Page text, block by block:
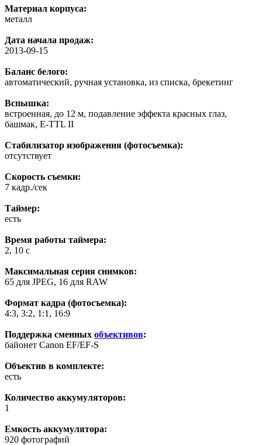
Материал корпуса:
металл
Дата начала продаж:
2013-09-15
Баланс белого:
автоматический, ручная установка, из списка, брекетинг
Вспышка:
встроенная, до 12 м, подавление эффекта красных глаз,
башмак, E-TTL II
Стабилизатор изображения (фотосъемка):
отсутствует
Скорость съемки:
7 кадр./сек
Таймер:
есть
Время работы таймера:
2, 10 c
Максимальная серия снимков:
65 для JPEG, 16 для RAW
Формат кадра (фотосъемка):
4:3, 3:2, 1:1, 16:9
Поддержка сменных объективов:
байонет Canon EF/EF-S
Объектив в комплекте:
есть
Количество аккумуляторов:
1
Емкость аккумулятора:
920 фотографий